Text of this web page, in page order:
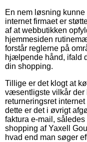
En nem løsning
internet firmaet er
af at webbutikken
hjemmesiden
forstår reglerne på
hjælpende hånd, ifald
din shopping.
Tillige er det klogt at
væsentligste vilkår der
returneringsret
dette er det i øvrigt
faktura e-mail,
shopping af Yaxell
hvad end man søger